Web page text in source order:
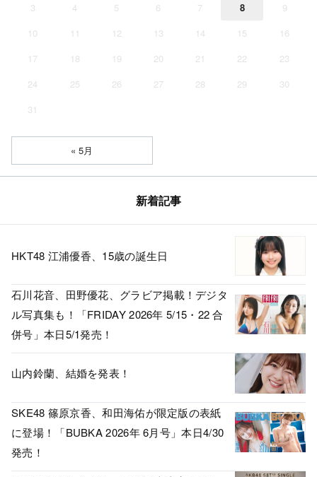
3 4 5 6 7 8
9
10
11 12 13 14 15
16
17
18 19 20 21 22
23
24
25 26 27 28 29
30
31
« 5月
新着記事
HKT48 江浦優香、15歳の誕生日
石川花音、田野優花、グラビア掲載！デジタ
ル写真集も！「FRIDAY 2026年 5/15・22 合
併号」本日5/1発売！
山内鈴蘭、結婚を発表！
SKE48 篠原京香、和田海佑が限定版の表紙
に登場！「BUBKA 2026年 6月号」本日4/30
発売！